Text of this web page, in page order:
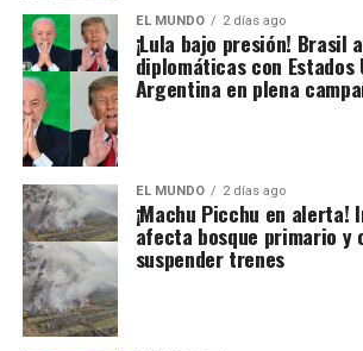
EL MUNDO 2 días ago
¡Lula bajo presión! Brasil
diplomáticas con Estados
Argentina en plena
EL MUNDO 2 días ago
¡Machu Picchu en alerta!
afecta bosque primario y
suspender trenes